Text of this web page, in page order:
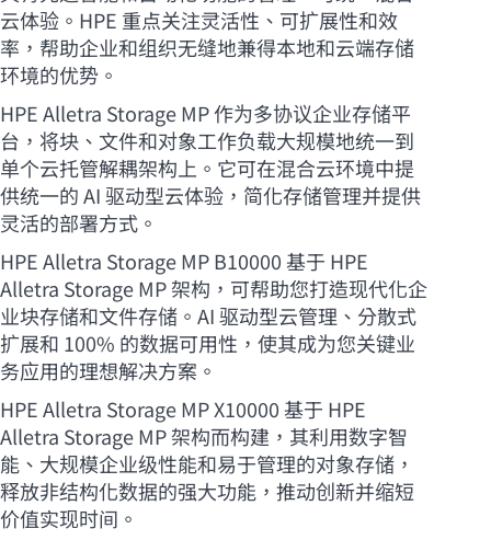
云体验。HPE 重点关注灵活性、可扩展性和效
率，帮助企业和组织无缝地兼得本地和云端存储
环境的优势。
HPE Alletra Storage MP 作为多协议企业存储平
台，将块、文件和对象工作负载大规模地统一到
单个云托管解耦架构上。它可在混合云环境中提
供统一的 AI 驱动型云体验，简化存储管理并提供
灵活的部署方式。
HPE Alletra Storage MP B10000 基于 HPE
Alletra Storage MP 架构，可帮助您打造现代化企
业块存储和文件存储。AI 驱动型云管理、分散式
扩展和 100% 的数据可用性，使其成为您关键业
务应用的理想解决方案。
HPE Alletra Storage MP X10000 基于 HPE
Alletra Storage MP 架构而构建，其利用数字智
能、大规模企业级性能和易于管理的对象存储，
释放非结构化数据的强大功能，推动创新并缩短
价值实现时间。